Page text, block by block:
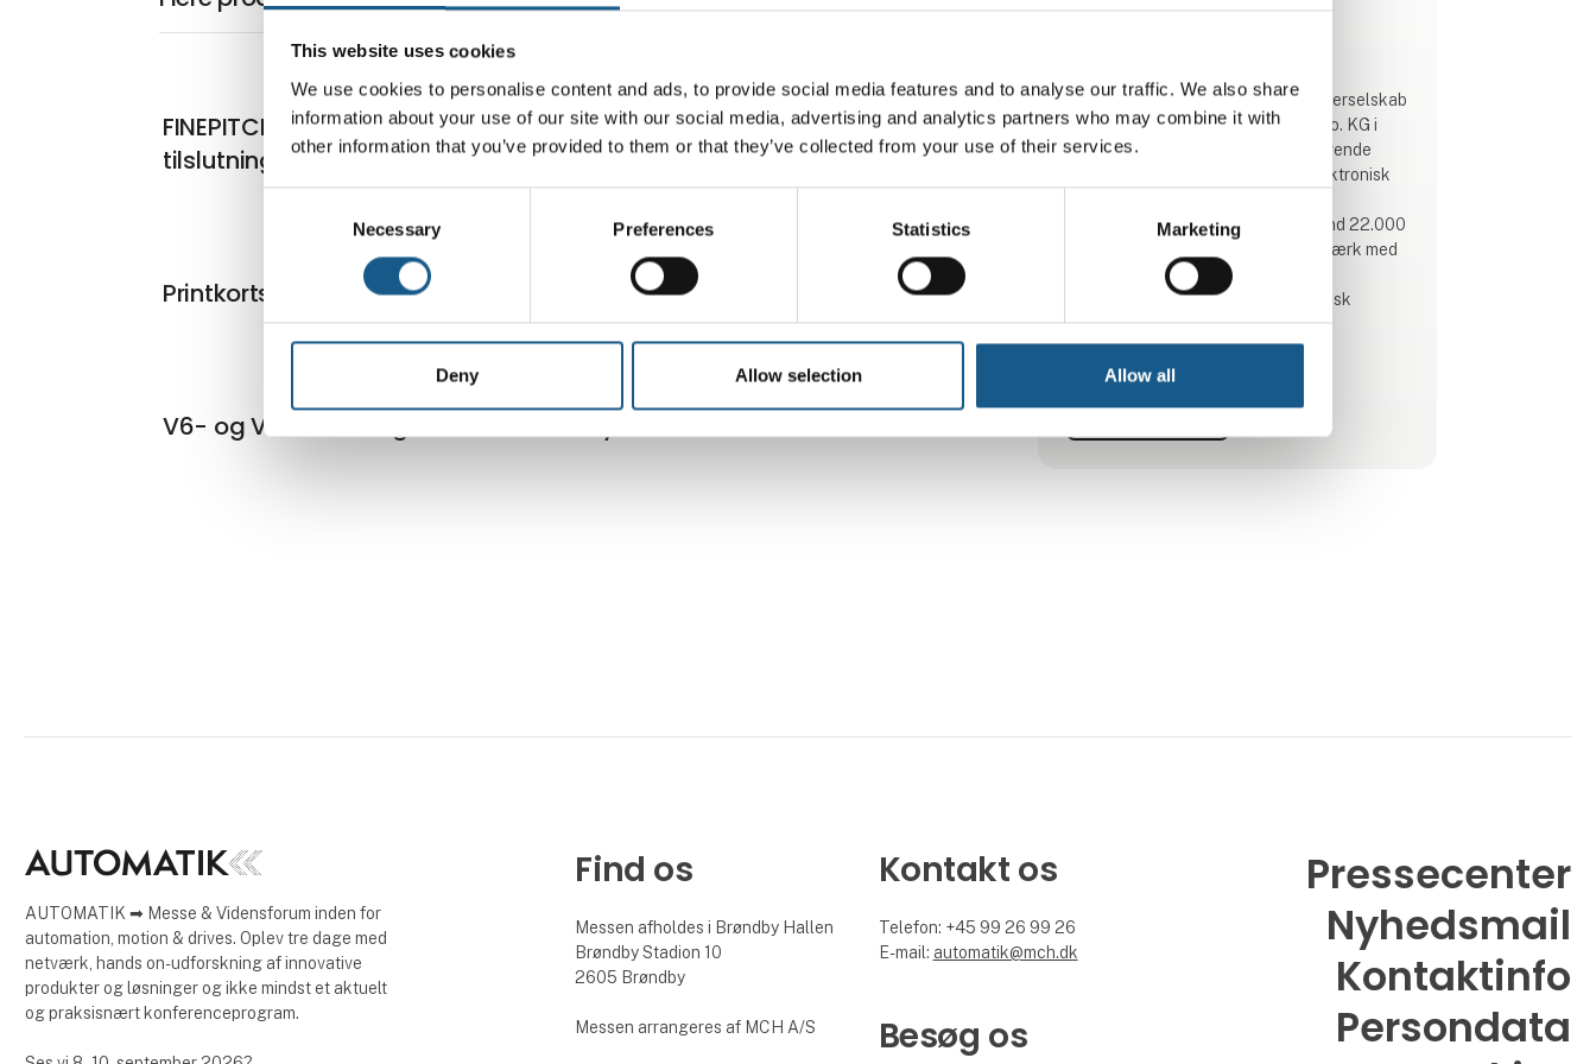
This website uses cookies
We use cookies to personalise content and ads, to provide social media features and to analyse our traffic. We also share
information about your use of our site with our social media, advertising and analytics partners who may combine it with
other information that you’ve provided to them or that they’ve collected from your use of their services.
Necessary Preferences Statistics Marketing
Deny Allow selection Allow all
FINEPITCH board-to-board
tilslutningsstik
Printklemmer
Printkortstik RJ45 jackstik
V6- og V14 tilslutningsstik
PHOENIX CONTACT A/S er et datterselskab
af PHOENIX CONTACT GmbH & Co. KG i
Tyskland og er en af de markedsførende
virksomheder i verden inden for elektronisk
automatiseringsteknik med mere end 22.000
medarbejdere i hele verden. Et netværk med
50 datterselskaber samt ca. 30
repræsentanter i Europa og oversøisk
varetager det globale salg.
I Danmark beskæftiger PHOENIX CONTACT
Se profil
AUTOMATIK ➡ Messe & Vidensforum inden for
automation, motion & drives. Oplev tre dage med
netværk, hands on-udforskning af innovative
produkter og løsninger og ikke mindst et aktuelt
og praksisnært konferenceprogram.
Find os
Messen afholdes i Brøndby Hallen
Brøndby Stadion 10
2605 Brøndby
Messen arrangeres af MCH A/S
Kontakt os
Telefon: +45 99 26 99 26
E-mail: automatik@mch.dk
Besøg os
Pressecenter
Nyhedsmail
Kontaktinfo
Persondata